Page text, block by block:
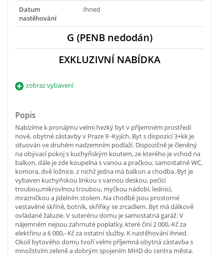
Datum
nastěhování
Ihned
G (PENB nedodán)
EXKLUZIVNÍ NABÍDKA
zobraz vybavení
Popis
Nabízíme k pronájmu velmi hezký byt v příjemném prostředí
nové, obytné zástavby v Praze 9 -Kyjích. Byt s dispozicí 3+kk je
situován ve druhém nadzemním podlaží. Dispozičně je členěný
na obývací pokoj s kuchyňským koutem, ze kterého je vchod na
balkon, dále je zde koupelna s vanou a pračkou, samostatné WC,
komora, dvě ložnice, z nichž jedna má balkon a chodba. Byt je
vybaven kuchyňskou linkou s varnou deskou, pečící
troubou,mikrovlnou troubou, myčkou nádobí, lednicí,
mrazničkou a jídelním stolem. Na chodbě jsou prostorné
vestavěné skříně, botník, skříňky se zrcadlem. Byt má dálkově
ovládané žaluzie. V suterénu domu je samostatná garáž. V
nájemném nejsou zahrnuté poplatky, které činí 2 000,-Kč za
elektřinu a 6 000,- Kč za ostatní služby. K nastěhování ihned.
Okolí bytového domu tvoří velmi příjemná obytná zástavba s
množstvím zeleně a dobrým spojením MHD do centra města.